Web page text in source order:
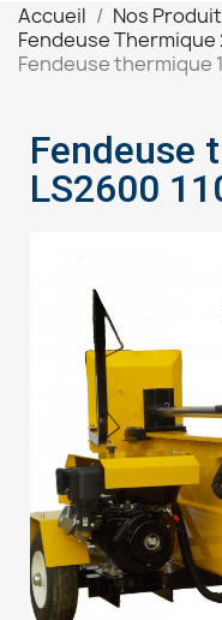
Accueil Nos
Fendeuse Thermique
Fendeuse thermique
Fendeuse
LS2600